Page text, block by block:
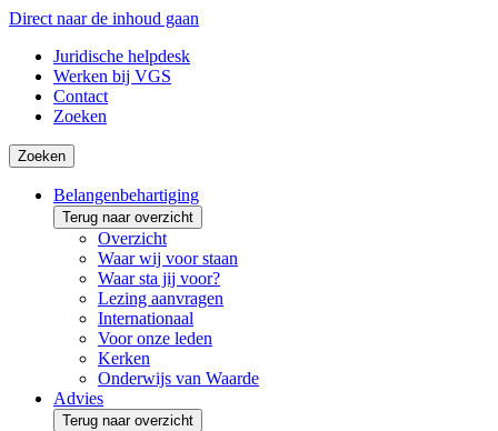
Direct naar de inhoud gaan
Juridische helpdesk
Werken bij VGS
Contact
Zoeken
Zoeken
Belangenbehartiging
Terug naar overzicht
Overzicht
Waar wij voor staan
Waar sta jij voor?
Lezing aanvragen
Internationaal
Voor onze leden
Kerken
Onderwijs van Waarde
Advies
Terug naar overzicht